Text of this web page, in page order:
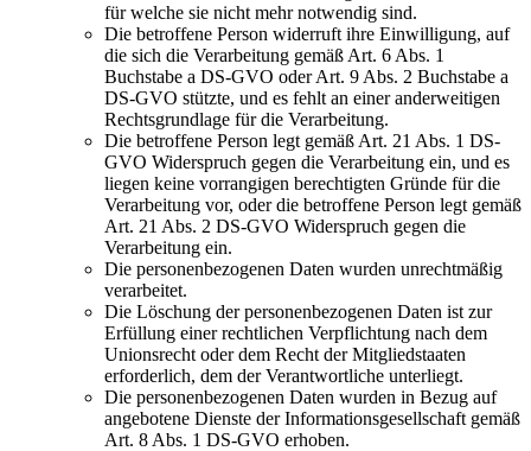
für welche sie nicht mehr notwendig sind.
Die betroffene Person widerruft ihre Einwilligung, auf
die sich die Verarbeitung gemäß Art. 6 Abs. 1
Buchstabe a DS-GVO oder Art. 9 Abs. 2 Buchstabe a
DS-GVO stützte, und es fehlt an einer anderweitigen
Rechtsgrundlage für die Verarbeitung.
Die betroffene Person legt gemäß Art. 21 Abs. 1 DS-
GVO Widerspruch gegen die Verarbeitung ein, und es
liegen keine vorrangigen berechtigten Gründe für die
Verarbeitung vor, oder die betroffene Person legt gemäß
Art. 21 Abs. 2 DS-GVO Widerspruch gegen die
Verarbeitung ein.
Die personenbezogenen Daten wurden unrechtmäßig
verarbeitet.
Die Löschung der personenbezogenen Daten ist zur
Erfüllung einer rechtlichen Verpflichtung nach dem
Unionsrecht oder dem Recht der Mitgliedstaaten
erforderlich, dem der Verantwortliche unterliegt.
Die personenbezogenen Daten wurden in Bezug auf
angebotene Dienste der Informationsgesellschaft gemäß
Art. 8 Abs. 1 DS-GVO erhoben.